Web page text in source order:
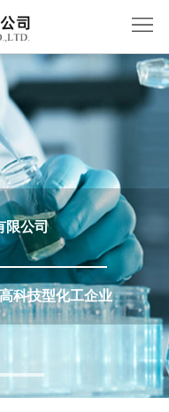
限公司
科技型化工企业